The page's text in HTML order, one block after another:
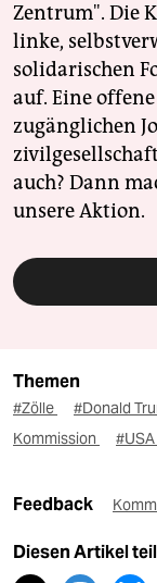
Zentrum". Die
linke,
solidarischen
auf. Eine
zugänglichen
auch? Dann
unsere Aktion.
Themen
#Zölle #Donald
Kommission
Feedback
Diesen Artikel